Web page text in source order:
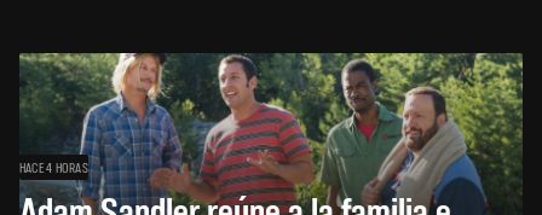
HACE 4 HORAS